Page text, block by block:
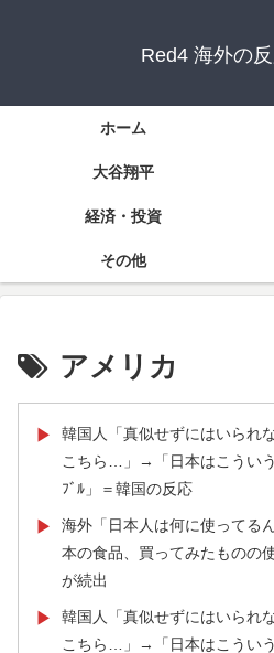
Red4 海外の
ホーム
大谷翔平
経済・投資
その他
アメリカ
▶
韓国人「真似せずにはいられ
こちら…」→「日本はこうい
ﾌﾞﾙ」＝韓国の反応
▶
海外「日本人は何に使ってる
本の食品、買ってみたものの
が続出
▶
韓国人「真似せずにはいられ
こちら…」→「日本はこうい